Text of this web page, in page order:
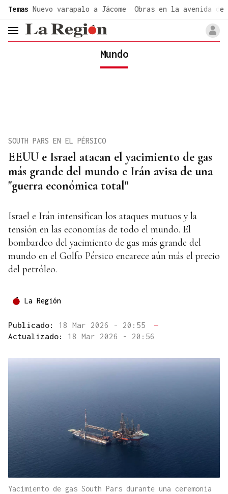
Temas Nuevo varapalo a Jácome Obras en la avenida de
header.menu.open
Mundo
EEUU e Israel atacan el yacimiento de gas
más grande del mundo e Irán avisa de una
"guerra económica total"
SOUTH PARS EN EL PÉRSICO
Israel e Irán intensifican los ataques mutuos y la
tensión en las economías de todo el mundo. El
bombardeo del yacimiento de gas más grande del
mundo en el Golfo Pérsico encarece aún más el precio
del petróleo.
La Región
Publicado: 18 Mar 2026 - 20:55
—
Actualizado: 18 Mar 2026 - 20:56
Yacimiento de gas South Pars durante una ceremonia